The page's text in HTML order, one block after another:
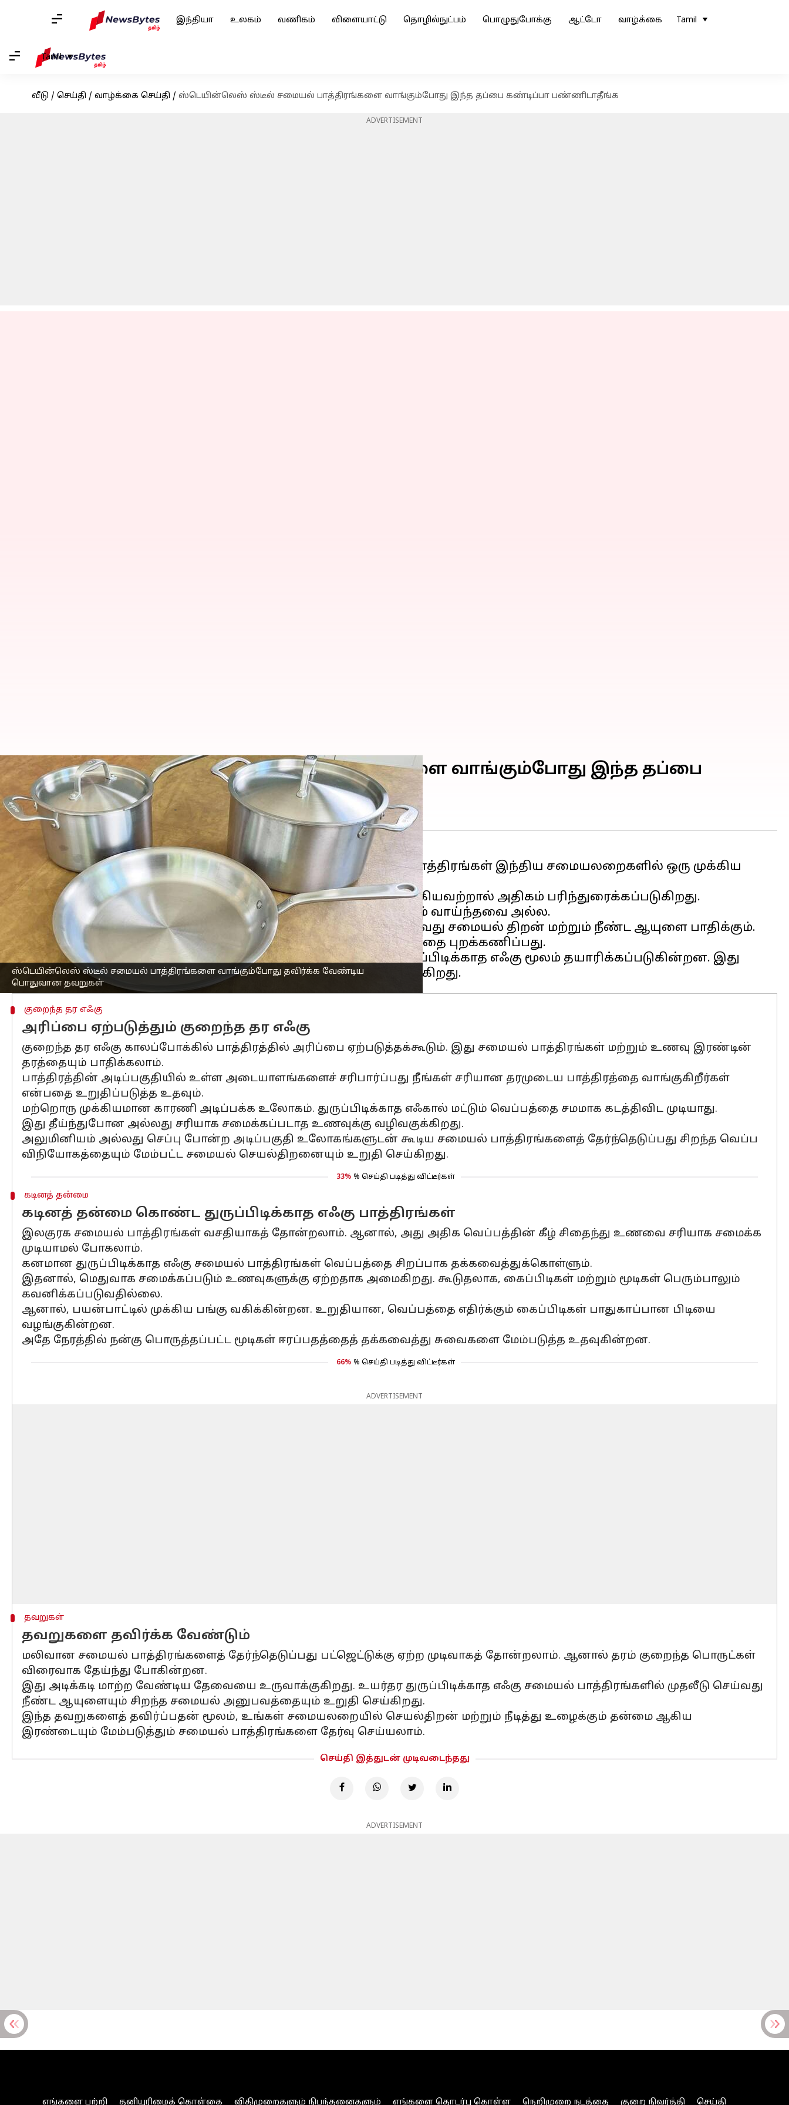
இந்தியா உலகம் வணிகம் விளையாட்டு தொழில்நுட்பம் பொழுதுபோக்கு ஆட்டோ வாழ்க்கை Tamil
Tamil
வீடு / செய்தி / வாழ்க்கை செய்தி / ஸ்டெயின்லெஸ் ஸ்டீல் சமையல் பாத்திரங்களை வாங்கும்போது இந்த தப்பை கண்டிப்பா பண்ணிடாதீங்க
ADVERTISEMENT
ஸ்டெயின்லெஸ் ஸ்டீல் சமையல் பாத்திரங்களை வாங்கும்போது தவிர்க்க வேண்டிய
பொதுவான தவறுகள்
ஸ்டெயின்லெஸ் ஸ்டீல் சமையல் பாத்திரங்களை வாங்கும்போது இந்த தப்பை
கண்டிப்பா பண்ணிடாதீங்க
எழுதியவர் Sekar Chinnappan Feb 22, 2025
செய்தி முன்னோட்டம்
ஸ்டெயின்லெஸ் ஸ்டீல் எனப்படும் துருப்பிடிக்காத எஃகு சமையல் பாத்திரங்கள் இந்திய சமையலறைகளில் ஒரு முக்கிய
அங்கமாகும்.
அதன் நீடித்து உழைக்கும் தன்மை மற்றும் பராமரிப்பின் எளிமை ஆகியவற்றால் அதிகம் பரிந்துரைக்கப்படுகிறது.
எனினும், அனைத்து துருப்பிடிக்காத எஃகு பாத்திரங்களும் ஒரே தரம் வாய்ந்தவை அல்ல.
மேலும், தவறான துருப்பிடிக்காத எஃகு பாத்திரங்களை தேர்வு செய்வது சமையல் திறன் மற்றும் நீண்ட ஆயுளை பாதிக்கும்.
ஒரு பொதுவான தவறு என்னவென்றால், துருப்பிடிக்காத எஃகு தரத்தை புறக்கணிப்பது.
உயர்தர சமையல் பாத்திரங்கள் பொதுவாக 18/8 அல்லது 18/10 துருப்பிடிக்காத எஃகு மூலம் தயாரிக்கப்படுகின்றன. இது
குறைந்த தர எஃகு
அரிப்பை ஏற்படுத்தும் குறைந்த தர எஃகு
குறைந்த தர எஃகு காலப்போக்கில் பாத்திரத்தில் அரிப்பை ஏற்படுத்தக்கூடும். இது சமையல் பாத்திரங்கள் மற்றும் உணவு இரண்டின்
தரத்தையும் பாதிக்கலாம்.
பாத்திரத்தின் அடிப்பகுதியில் உள்ள அடையாளங்களைச் சரிபார்ப்பது நீங்கள் சரியான தரமுடைய பாத்திரத்தை வாங்குகிறீர்கள்
என்பதை உறுதிப்படுத்த உதவும்.
மற்றொரு முக்கியமான காரணி அடிப்பக்க உலோகம். துருப்பிடிக்காத எஃகால் மட்டும் வெப்பத்தை சமமாக கடத்திவிட முடியாது.
இது தீய்ந்துபோன அல்லது சரியாக சமைக்கப்படாத உணவுக்கு வழிவகுக்கிறது.
அலுமினியம் அல்லது செப்பு போன்ற அடிப்பகுதி உலோகங்களுடன் கூடிய சமையல் பாத்திரங்களைத் தேர்ந்தெடுப்பது சிறந்த வெப்ப
விநியோகத்தையும் மேம்பட்ட சமையல் செயல்திறனையும் உறுதி செய்கிறது.
33% % செய்தி படித்து விட்டீர்கள்
கடினத் தன்மை
கடினத் தன்மை கொண்ட துருப்பிடிக்காத எஃகு பாத்திரங்கள்
இலகுரக சமையல் பாத்திரங்கள் வசதியாகத் தோன்றலாம். ஆனால், அது அதிக வெப்பத்தின் கீழ் சிதைந்து உணவை சரியாக சமைக்க
முடியாமல் போகலாம்.
கனமான துருப்பிடிக்காத எஃகு சமையல் பாத்திரங்கள் வெப்பத்தை சிறப்பாக தக்கவைத்துக்கொள்ளும்.
இதனால், மெதுவாக சமைக்கப்படும் உணவுகளுக்கு ஏற்றதாக அமைகிறது. கூடுதலாக, கைப்பிடிகள் மற்றும் மூடிகள் பெரும்பாலும்
கவனிக்கப்படுவதில்லை.
ஆனால், பயன்பாட்டில் முக்கிய பங்கு வகிக்கின்றன. உறுதியான, வெப்பத்தை எதிர்க்கும் கைப்பிடிகள் பாதுகாப்பான பிடியை
வழங்குகின்றன.
அதே நேரத்தில் நன்கு பொருத்தப்பட்ட மூடிகள் ஈரப்பதத்தைத் தக்கவைத்து சுவைகளை மேம்படுத்த உதவுகின்றன.
66% % செய்தி படித்து விட்டீர்கள்
ADVERTISEMENT
தவறுகள்
தவறுகளை தவிர்க்க வேண்டும்
மலிவான சமையல் பாத்திரங்களைத் தேர்ந்தெடுப்பது பட்ஜெட்டுக்கு ஏற்ற முடிவாகத் தோன்றலாம். ஆனால் தரம் குறைந்த பொருட்கள்
விரைவாக தேய்ந்து போகின்றன.
இது அடிக்கடி மாற்ற வேண்டிய தேவையை உருவாக்குகிறது. உயர்தர துருப்பிடிக்காத எஃகு சமையல் பாத்திரங்களில் முதலீடு செய்வது
நீண்ட ஆயுளையும் சிறந்த சமையல் அனுபவத்தையும் உறுதி செய்கிறது.
இந்த தவறுகளைத் தவிர்ப்பதன் மூலம், உங்கள் சமையலறையில் செயல்திறன் மற்றும் நீடித்து உழைக்கும் தன்மை ஆகிய
இரண்டையும் மேம்படுத்தும் சமையல் பாத்திரங்களை தேர்வு செய்யலாம்.
செய்தி இத்துடன் முடிவடைந்தது
ADVERTISEMENT
எங்களை பற்றி தனியுரிமைக் கொள்கை விதிமுறைகளும் நிபந்தனைகளும் எங்களை தொடர்பு கொள்ள நெறிமுறை நடத்தை குறை நிவர்த்தி செய்தி